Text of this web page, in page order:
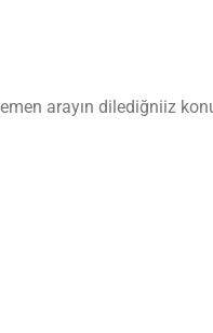
arayın dilediğniiz